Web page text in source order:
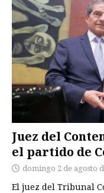
Juez del
el partido de
domingo 2 de agosto
El juez del Tribunal